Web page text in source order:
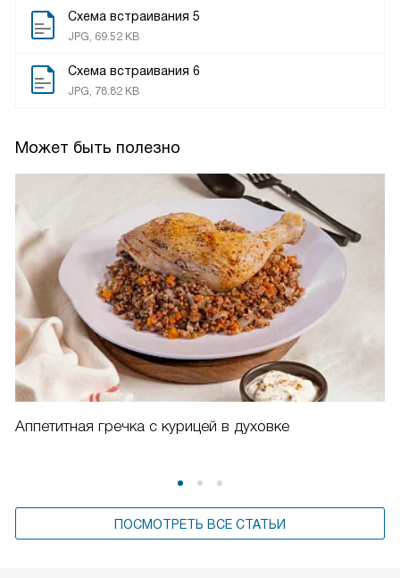
Схема встраивания 5
JPG, 69.52 KB
Схема встраивания 6
JPG, 78.82 KB
Может быть полезно
Аппетитная гречка с курицей в духовке
ПОСМОТРЕТЬ ВСЕ СТАТЬИ